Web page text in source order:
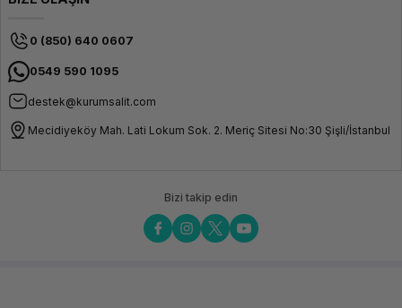
0 (850) 640 0607
0549 590 1095
destek@kurumsalit.com
Mecidiyeköy Mah. Lati Lokum Sok. 2. Meriç Sitesi No:30 Şişli/İstanbul
Bizi takip edin